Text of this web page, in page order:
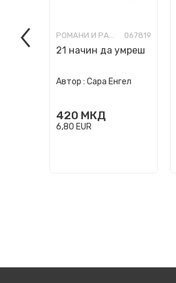
РОМАНИ И РАСКАЗИ ЗА МЛАДИ 067819
21 начин да умреш
Автор : Сара Енгел
420 МКД
6,80 EUR